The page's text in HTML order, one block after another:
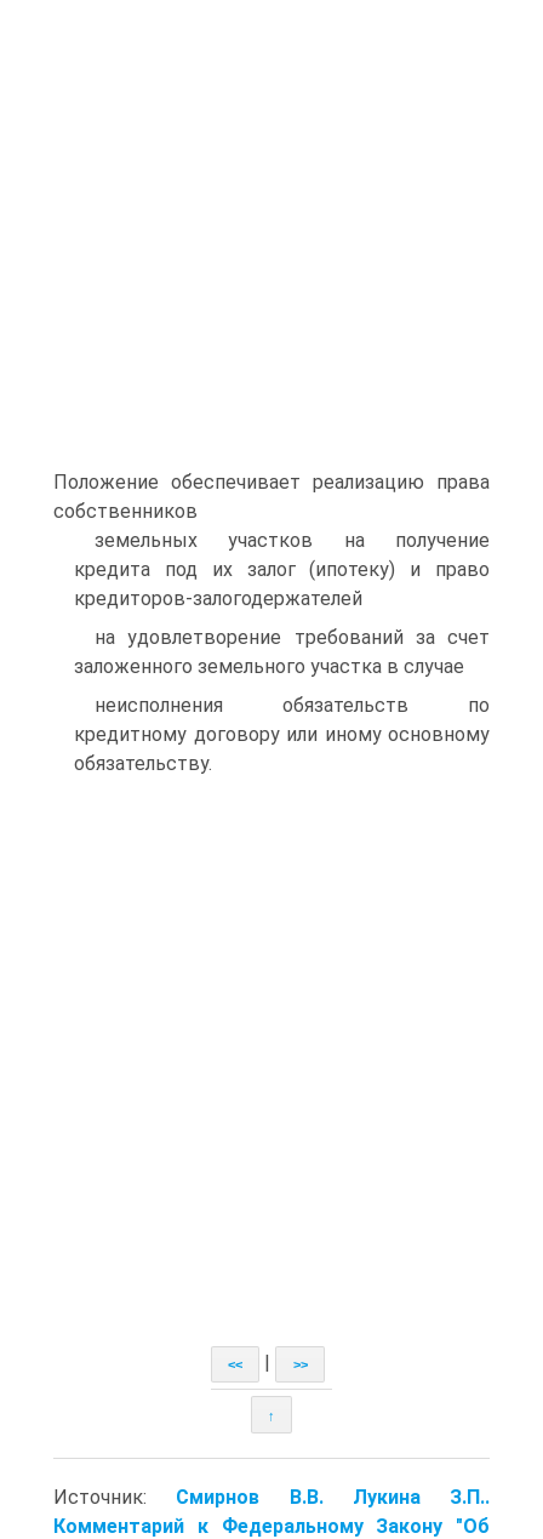
Положение обеспечивает реализацию права
собственников
земельных участков на получение
кредита под их залог (ипотеку) и право
кредиторов-залогодержателей
на удовлетворение требований за счет
заложенного земельного участка в случае
неисполнения обязательств по
кредитному договору или иному основному
обязательству.
<< >>
↑
Источник: Смирнов В.В. Лукина З.П..
Комментарий к Федеральному Закону "Об